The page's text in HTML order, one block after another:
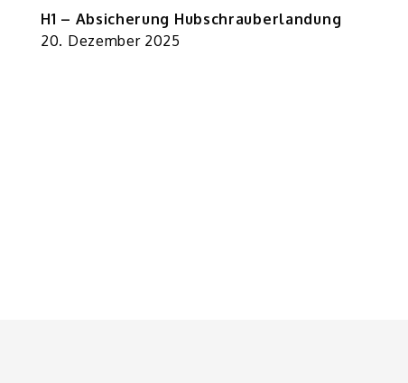
H1 – Absicherung Hubschrauberlandung
20. Dezember 2025